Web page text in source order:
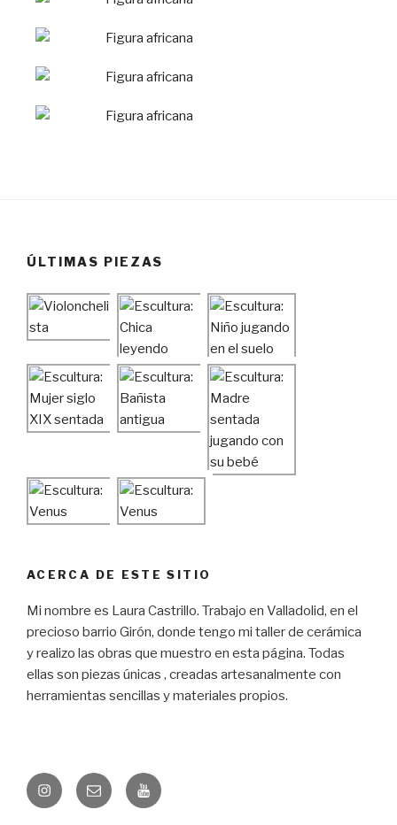
ÚLTIMAS PIEZAS
ACERCA DE ESTE SITIO
Mi nombre es Laura Castrillo. Trabajo en Valladolid, en el
precioso barrio Girón, donde tengo mi taller de cerámica
y realizo las obras que muestro en esta página. Todas
ellas son piezas únicas , creadas artesanalmente con
herramientas sencillas y materiales propios.
InstagramCorreo
electrónico
YouTube